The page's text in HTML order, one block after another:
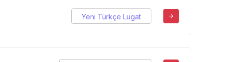
Yeni Türkçe Lugat